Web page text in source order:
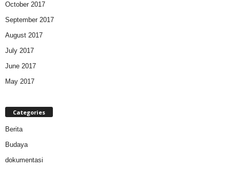
October 2017
September 2017
August 2017
July 2017
June 2017
May 2017
Categories
Berita
Budaya
dokumentasi